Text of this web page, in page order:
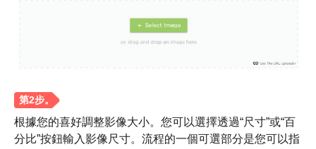
根據您的喜好調整影像大小。您可以選擇透過“尺寸”或“百
分比”按鈕輸入影像尺寸。流程的一個可選部分是您可以指